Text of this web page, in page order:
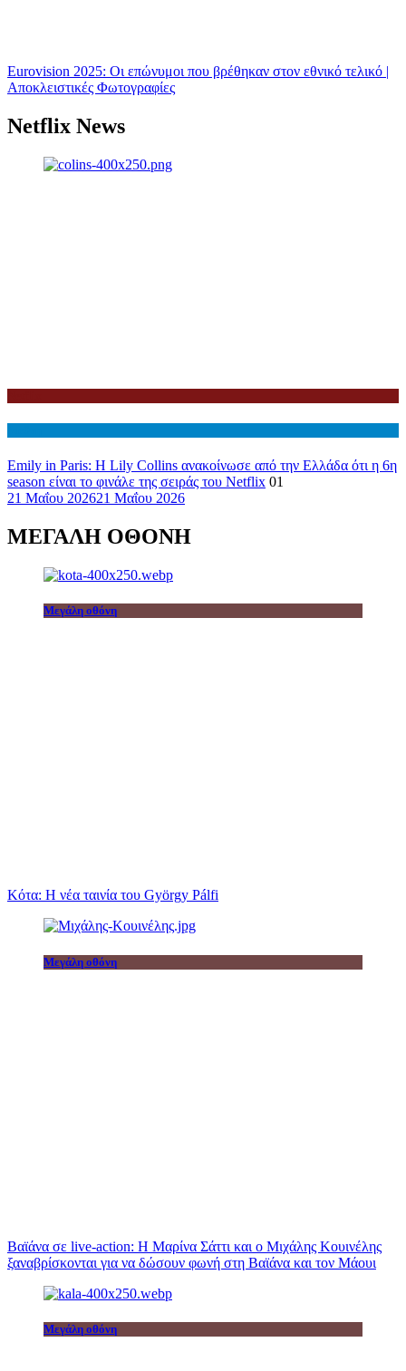
Eurovision 2025: Οι επώνυμοι που βρέθηκαν στον εθνικό τελικό |
Αποκλειστικές Φωτογραφίες
Netflix News
Emily in Paris: Η Lily Collins ανακοίνωσε από την Ελλάδα ότι η 6η
season είναι το φινάλε της σειράς του Netflix 01
21 Μαΐου 202621 Μαΐου 2026
ΜΕΓΑΛΗ ΟΘΟΝΗ
Μεγάλη οθόνη
Κότα: Η νέα ταινία του György Pálfi
Μεγάλη οθόνη
Βαϊάνα σε live-action: Η Μαρίνα Σάττι και ο Μιχάλης Κουινέλης
ξαναβρίσκονται για να δώσουν φωνή στη Βαϊάνα και τον Μάουι
Μεγάλη οθόνη